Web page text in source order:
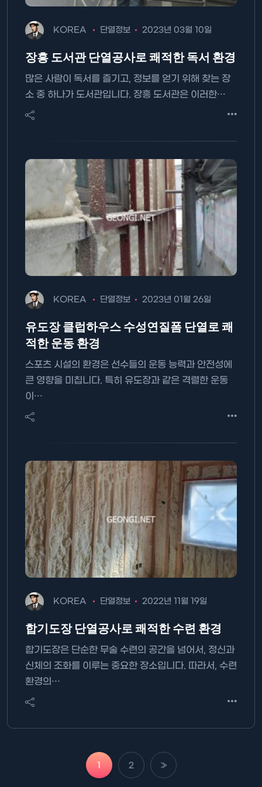
KOREA 단열정보 2023년 03월 10일
장흥 도서관 단열공사로 쾌적한 독서 환경
많은 사람이 독서를 즐기고, 정보를 얻기 위해 찾는 장
소 중 하나가 도서관입니다. 장흥 도서관은 이러한…
KOREA 단열정보 2023년 01월 26일
유도장 클럽하우스 수성연질폼 단열로 쾌
적한 운동 환경
스포츠 시설의 환경은 선수들의 운동 능력과 안전성에
큰 영향을 미칩니다. 특히 유도장과 같은 격렬한 운동
이…
KOREA 단열정보 2022년 11월 19일
합기도장 단열공사로 쾌적한 수련 환경
합기도장은 단순한 무술 수련의 공간을 넘어서, 정신과
신체의 조화를 이루는 중요한 장소입니다. 따라서, 수련
환경의…
1 2 »